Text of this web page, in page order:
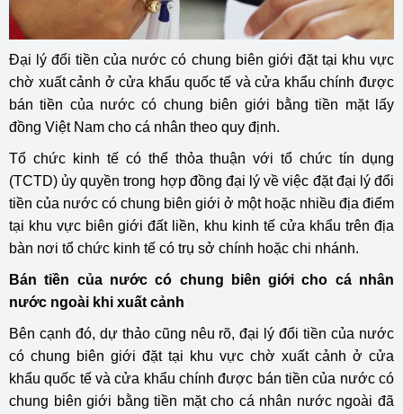
Đại lý đổi tiền của nước có chung biên giới đặt tại khu vực
chờ xuất cảnh ở cửa khẩu quốc tế và cửa khẩu chính được
bán tiền của nước có chung biên giới bằng tiền mặt lấy
đồng Việt Nam cho cá nhân theo quy định.
Tổ chức kinh tế có thể thỏa thuận với tổ chức tín dụng
(TCTD) ủy quyền trong hợp đồng đại lý về việc đặt đại lý đổi
tiền của nước có chung biên giới ở một hoặc nhiều địa điểm
tại khu vực biên giới đất liền, khu kinh tế cửa khẩu trên địa
bàn nơi tổ chức kinh tế có trụ sở chính hoặc chi nhánh.
Bán tiền của nước có chung biên giới cho cá nhân
nước ngoài khi xuất cảnh
Bên cạnh đó, dự thảo cũng nêu rõ, đại lý đổi tiền của nước
có chung biên giới đặt tại khu vực chờ xuất cảnh ở cửa
khẩu quốc tế và cửa khẩu chính được bán tiền của nước có
chung biên giới bằng tiền mặt cho cá nhân nước ngoài đã